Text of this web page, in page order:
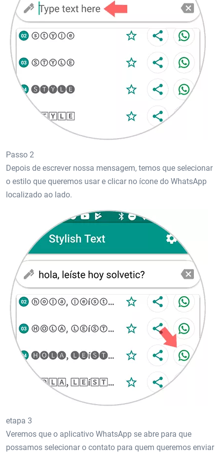
Passo 2
Depois de escrever nossa mensagem, temos que selecionar
o estilo que queremos usar e clicar no ícone do WhatsApp
localizado ao lado.
etapa 3
Veremos que o aplicativo WhatsApp se abre para que
possamos selecionar o contato para quem queremos enviar